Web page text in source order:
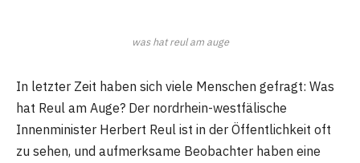
was hat reul am auge
In letzter Zeit haben sich viele Menschen gefragt: Was
hat Reul am Auge? Der nordrhein-westfälische
Innenminister Herbert Reul ist in der Öffentlichkeit oft
zu sehen, und aufmerksame Beobachter haben eine